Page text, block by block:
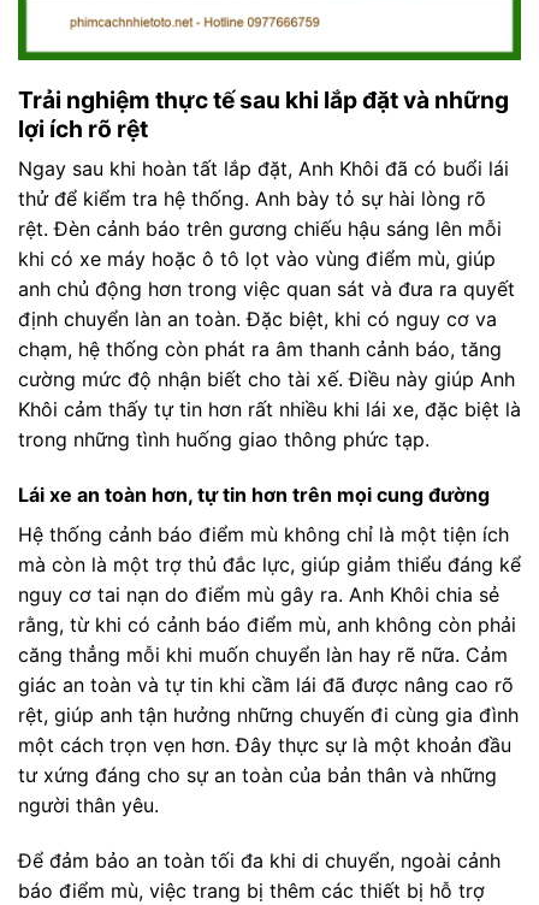
Trải nghiệm thực tế sau khi lắp đặt và những
lợi ích rõ rệt
Ngay sau khi hoàn tất lắp đặt, Anh Khôi đã có buổi lái
thử để kiểm tra hệ thống. Anh bày tỏ sự hài lòng rõ
rệt. Đèn cảnh báo trên gương chiếu hậu sáng lên mỗi
khi có xe máy hoặc ô tô lọt vào vùng điểm mù, giúp
anh chủ động hơn trong việc quan sát và đưa ra quyết
định chuyển làn an toàn. Đặc biệt, khi có nguy cơ va
chạm, hệ thống còn phát ra âm thanh cảnh báo, tăng
cường mức độ nhận biết cho tài xế. Điều này giúp Anh
Khôi cảm thấy tự tin hơn rất nhiều khi lái xe, đặc biệt là
trong những tình huống giao thông phức tạp.
Lái xe an toàn hơn, tự tin hơn trên mọi cung đường
Hệ thống cảnh báo điểm mù không chỉ là một tiện ích
mà còn là một trợ thủ đắc lực, giúp giảm thiểu đáng kể
nguy cơ tai nạn do điểm mù gây ra. Anh Khôi chia sẻ
rằng, từ khi có cảnh báo điểm mù, anh không còn phải
căng thẳng mỗi khi muốn chuyển làn hay rẽ nữa. Cảm
giác an toàn và tự tin khi cầm lái đã được nâng cao rõ
rệt, giúp anh tận hưởng những chuyến đi cùng gia đình
một cách trọn vẹn hơn. Đây thực sự là một khoản đầu
tư xứng đáng cho sự an toàn của bản thân và những
người thân yêu.
Để đảm bảo an toàn tối đa khi di chuyển, ngoài cảnh
báo điểm mù, việc trang bị thêm các thiết bị hỗ trợ